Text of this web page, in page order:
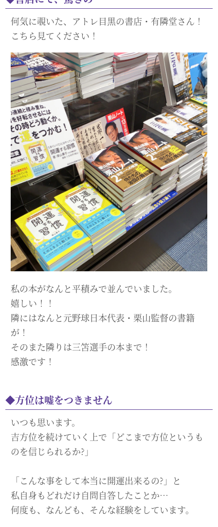
何気に覗いた、アトレ目黒の書店・有隣堂さん！
こちら見てください！
私の本がなんと平積みで並んでいました。
嬉しい！！
隣にはなんと元野球日本代表・栗山監督の書籍
が！
そのまた隣りは三笘選手の本まで！
感激です！
方位は嘘をつきません
いつも思います。
吉方位を続けていく上で「どこまで方位というも
のを信じられるか?」
「こんな事をして本当に開運出来るの?」と
私自身もどれだけ自問自答したことか…
何度も、なんども、そんな経験をしています。